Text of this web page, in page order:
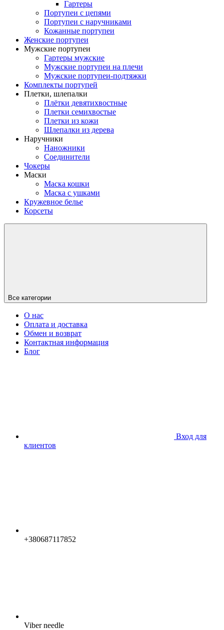
Гартеры
Портупеи с цепями
Портупеи с наручниками
Кожанные портупеи
Женские портупеи
Мужские портупеи
Гартеры мужские
Мужские портупеи на плечи
Мужские портупеи-подтяжки
Комплекты портупей
Плетки, шлепалки
Плётки девятихвостные
Плетки семихвостые
Плетки из кожи
Шлепалки из дерева
Наручники
Наножники
Соединители
Чокеры
Маски
Маска кошки
Маска с ушками
Кружевное белье
Корсеты
Все категории
О нас
Оплата и доставка
Обмен и возврат
Контактная информация
Блог
Вход для
клиентов
+380687117852
Viber needle